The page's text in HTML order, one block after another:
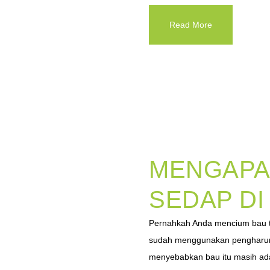
Read More
SEDAP
Pernahkah Anda mencium
sudah menggunakan
menyebabkan bau itu masih